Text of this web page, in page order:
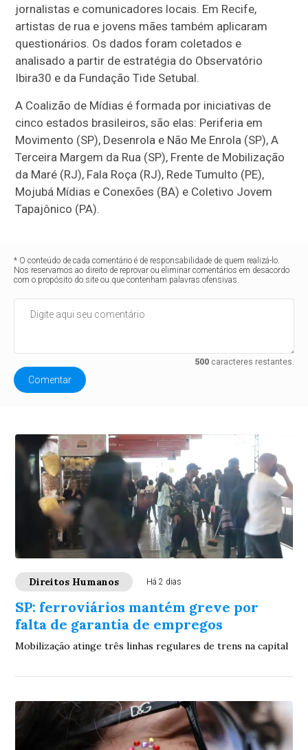
jornalistas e comunicadores locais. Em Recife,
artistas de rua e jovens mães também aplicaram
questionários. Os dados foram coletados e
analisado a partir de estratégia do Observatório
Ibira30 e da Fundação Tide Setubal.
A Coalizão de Mídias é formada por iniciativas de
cinco estados brasileiros, são elas: Periferia em
Movimento (SP), Desenrola e Não Me Enrola (SP), A
Terceira Margem da Rua (SP), Frente de Mobilização
da Maré (RJ), Fala Roça (RJ), Rede Tumulto (PE),
Mojubá Mídias e Conexões (BA) e Coletivo Jovem
Tapajônico (PA).
* O conteúdo de cada comentário é de responsabilidade de quem realizá-lo.
Nos reservamos ao direito de reprovar ou eliminar comentários em desacordo
com o propósito do site ou que contenham palavras ofensivas.
500caracteres restantes.
Comentar
Direitos Humanos Há 2 dias
SP: ferroviários mantém greve por
falta de garantia de empregos
Mobilização atinge três linhas regulares de trens na capital